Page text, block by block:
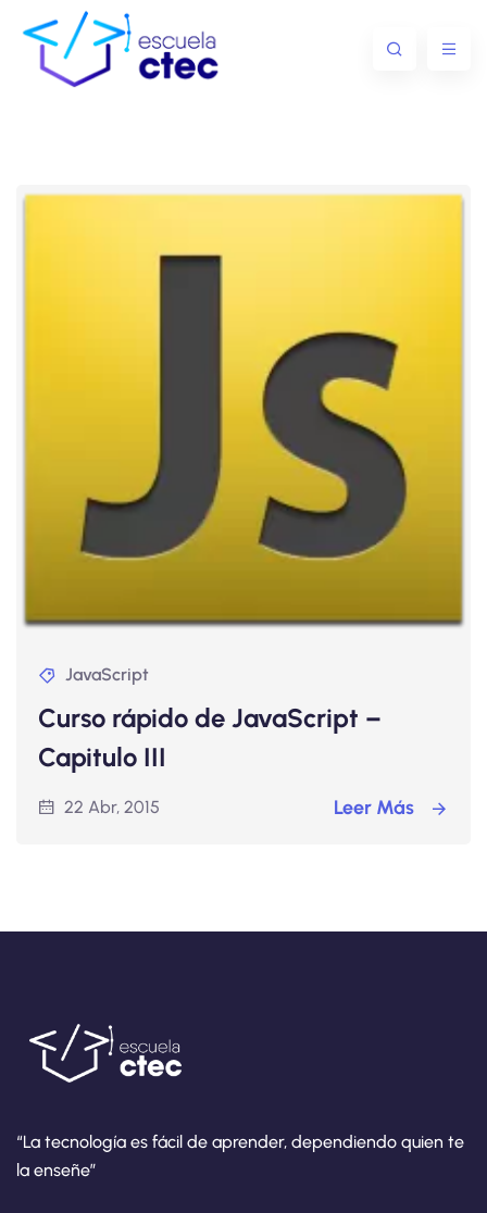
JavaScript
Curso rápido de JavaScript –
Capitulo III
22 Abr, 2015 Leer Más
“La tecnología es fácil de aprender, dependiendo quien te
la enseñe”